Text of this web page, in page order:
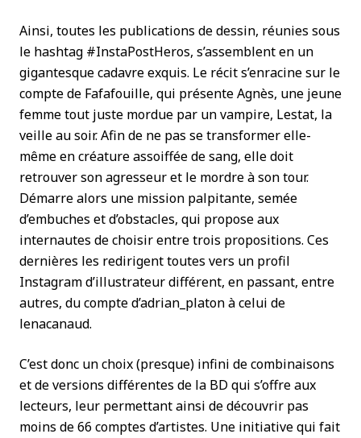
Ainsi, toutes les publications de dessin, réunies sous
le hashtag #InstaPostHeros, s’assemblent en un
gigantesque cadavre exquis. Le récit s’enracine sur le
compte de Fafafouille, qui présente Agnès, une jeune
femme tout juste mordue par un vampire, Lestat, la
veille au soir. Afin de ne pas se transformer elle-
même en créature assoiffée de sang, elle doit
retrouver son agresseur et le mordre à son tour.
Démarre alors une mission palpitante, semée
d’embuches et d’obstacles, qui propose aux
internautes de choisir entre trois propositions. Ces
dernières les redirigent toutes vers un profil
Instagram d’illustrateur différent, en passant, entre
autres, du compte d’adrian_platon à celui de
lenacanaud.
C’est donc un choix (presque) infini de combinaisons
et de versions différentes de la BD qui s’offre aux
lecteurs, leur permettant ainsi de découvrir pas
moins de 66 comptes d’artistes. Une initiative qui fait